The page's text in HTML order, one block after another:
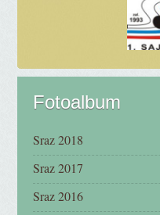
Fotoalbum
Sraz 2018
Sraz 2017
Sraz 2016